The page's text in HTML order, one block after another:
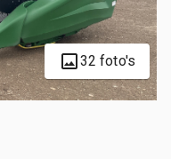
32 foto's